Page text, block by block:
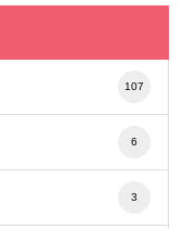
107
6
3